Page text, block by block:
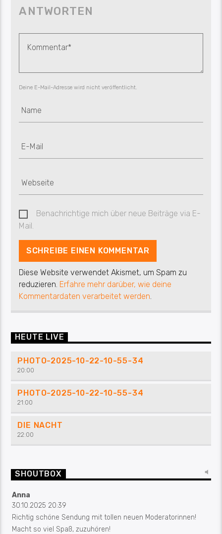
ANTWORTEN
Deine E-Mail-Adresse wird nicht veröffentlicht.
Benachrichtige mich über neue Beiträge via E-
Mail.
Diese Website verwendet Akismet, um Spam zu
reduzieren. Erfahre mehr darüber, wie deine
Kommentardaten verarbeitet werden.
HEUTE LIVE
PHOTO-2025-10-22-10-55-34
20:00
PHOTO-2025-10-22-10-55-34
21:00
DIE NACHT
22:00
SHOUTBOX
Anna
30.10.2025 20:39
Richtig schöne Sendung mit tollen neuen Moderatorinnen!
Macht so viel Spaß, zuzuhören!